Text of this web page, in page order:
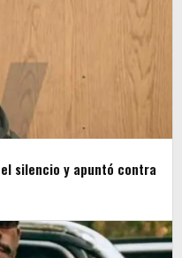
silencio y apuntó contra